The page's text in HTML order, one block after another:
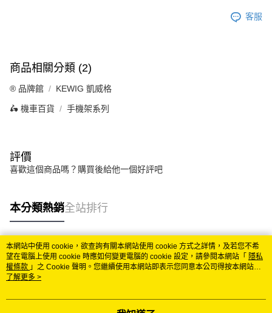
客服
商品相關分類 (2)
®️ 品牌館 KEWIG 凱威格
🛵 機車百貨 手機架系列
評價
喜歡這個商品嗎？購買後給他一個好評吧
本分類熱銷全站排行
熱門標籤
本網站中使用 cookie，欲查詢有關本網站使用 cookie 方式之詳情，及若您不希
望在電腦上使用 cookie 時應如何變更電腦的 cookie 設定，請參閱本網站「 隱私
權條款 」之 Cookie 聲明。您繼續使用本網站即表示您同意本公司得按本網站使
用條款之 Cookie 聲明使用 cookie。
了解更多 >